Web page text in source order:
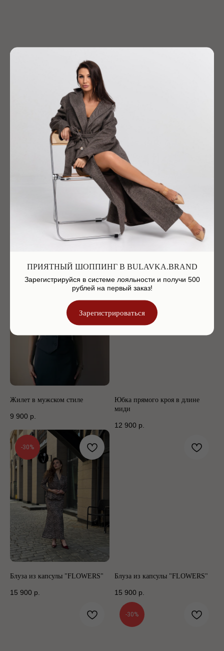
Жакет с мужского плеча Жилет в мужском стиле
Жилет в мужском стиле
9 900 р.
Юбка прямого кроя в длине
миди
12 900 р.
-30%
Блуза из капсулы "FLOWERS"
15 900 р.
Блуза из капсулы "FLOWERS"
15 900 р.
-30%
ПРИЯТНЫЙ ШОППИНГ В BULAVKA.BRAND
Зарегистрируйся в системе лояльности и получи 500
рублей на первый заказ!
Зарегистрироваться